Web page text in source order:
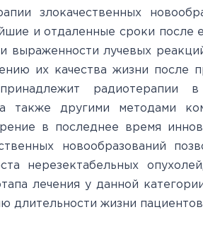
злокачественных
и отдаленные сроки после
выраженности лучевых
их качества жизни после
радиотерапии
также другими методами
в последнее время
новообразований
нерезектабельных
лечения у данной
длительности жизни